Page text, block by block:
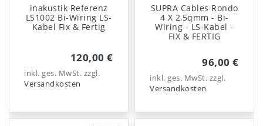
inakustik Referenz
LS1002 Bi-Wiring LS-
Kabel Fix & Fertig
120,00 €
inkl. ges. MwSt. zzgl.
Versandkosten
SUPRA Cables Rondo
4 X 2,5qmm - Bi-
Wiring - LS-Kabel -
FIX & FERTIG
96,00 €
inkl. ges. MwSt. zzgl.
Versandkosten